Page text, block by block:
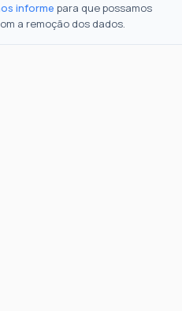
informe para que possamos
a remoção dos dados.